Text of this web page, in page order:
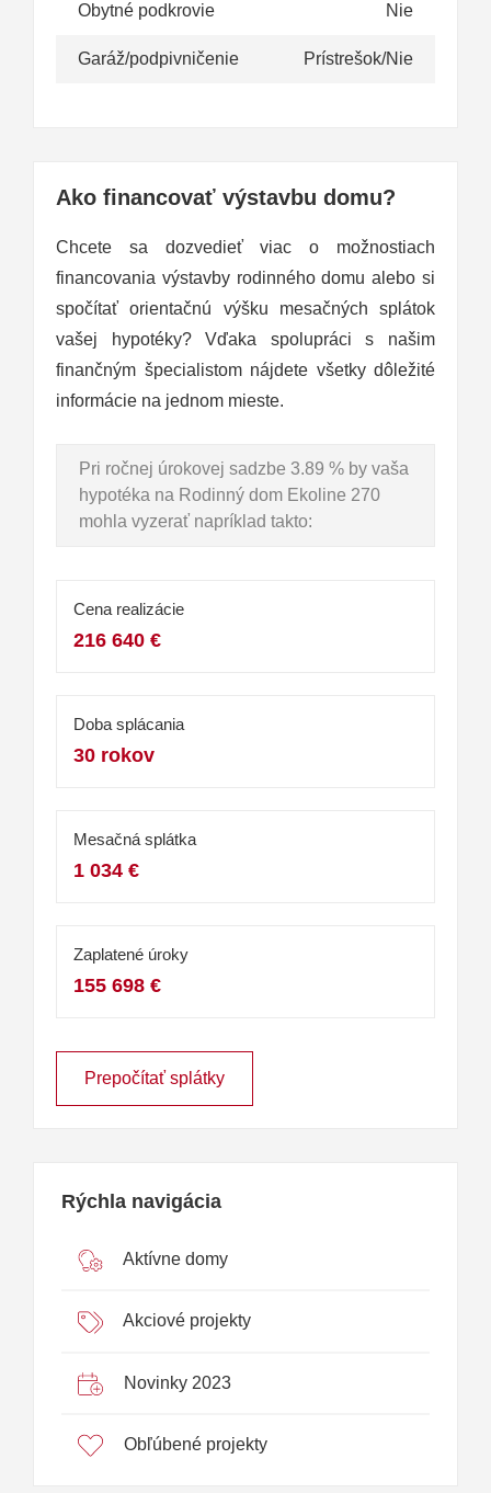
Obytné podkrovie Nie
Garáž/podpivničenie Prístrešok/Nie
Ako financovať výstavbu domu?
Chcete sa dozvedieť viac o možnostiach
financovania výstavby rodinného domu alebo si
spočítať orientačnú výšku mesačných splátok
vašej hypotéky? Vďaka spolupráci s našim
finančným špecialistom nájdete všetky dôležité
informácie na jednom mieste.
Pri ročnej úrokovej sadzbe 3.89 % by vaša
hypotéka na Rodinný dom Ekoline 270
mohla vyzerať napríklad takto:
Cena realizácie
216 640 €
Doba splácania
30 rokov
Mesačná splátka
1 034 €
Zaplatené úroky
155 698 €
Prepočítať splátky
Rýchla navigácia
Aktívne domy
Akciové projekty
Novinky 2023
Obľúbené projekty